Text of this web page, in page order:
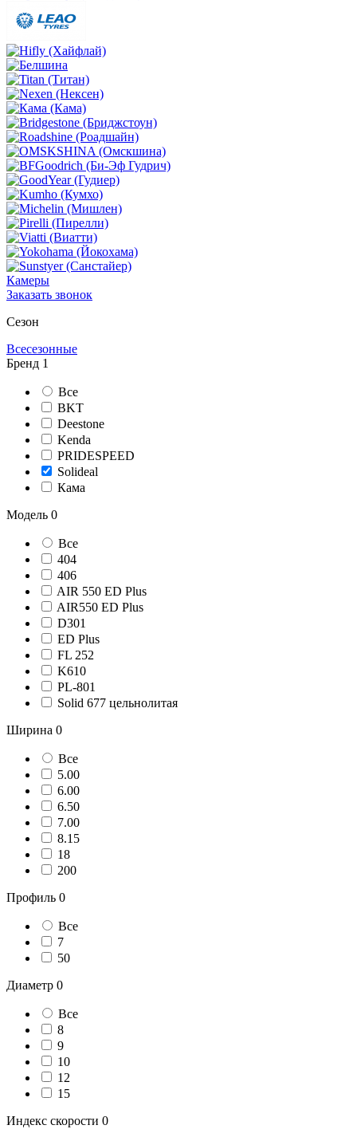
Камеры
Заказать звонок
Сезон
Всесезонные
Бренд 1
Все
BKT
Deestone
Kenda
PRIDESPEED
Solideal
Кама
Модель 0
Все
404
406
AIR 550 ED Plus
AIR550 ED Plus
D301
ED Plus
FL 252
K610
PL-801
Solid 677 цельнолитая
Ширина 0
Все
5.00
6.00
6.50
7.00
8.15
18
200
Профиль 0
Все
7
50
Диаметр 0
Все
8
9
10
12
15
Индекс скорости 0